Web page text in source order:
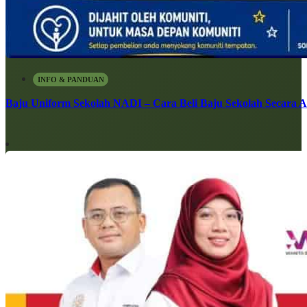
INFO & PANDUAN
Baju Uniform Sekolah NADI – Cara Beli Baju Sekolah Secara